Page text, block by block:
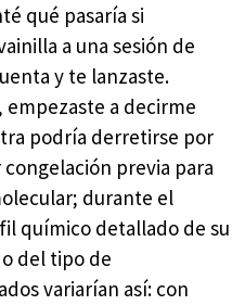
qué pasaría si
a una sesión de
y te lanzaste.
empezaste a decirme
podría derretirse por
previa para
durante el
químico detallado de su
del tipo de
variarían así: con